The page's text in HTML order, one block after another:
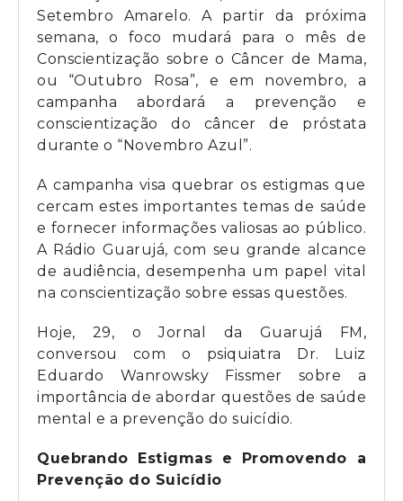
Setembro Amarelo. A partir da próxima
semana, o foco mudará para o mês de
Conscientização sobre o Câncer de Mama,
ou “Outubro Rosa”, e em novembro, a
campanha abordará a prevenção e
conscientização do câncer de próstata
durante o “Novembro Azul”.
A campanha visa quebrar os estigmas que
cercam estes importantes temas de saúde
e fornecer informações valiosas ao público.
A Rádio Guarujá, com seu grande alcance
de audiência, desempenha um papel vital
na conscientização sobre essas questões.
Hoje, 29, o Jornal da Guarujá FM,
conversou com o psiquiatra Dr. Luiz
Eduardo Wanrowsky Fissmer sobre a
importância de abordar questões de saúde
mental e a prevenção do suicídio.
Quebrando Estigmas e Promovendo a
Prevenção do Suicídio